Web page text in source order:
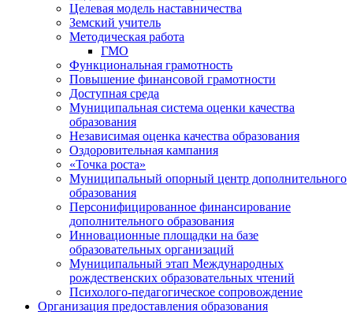
Целевая модель наставничества
Земский учитель
Методическая работа
ГМО
Функциональная грамотность
Повышение финансовой грамотности
Доступная среда
Муниципальная система оценки качества
образования
Независимая оценка качества образования
Оздоровительная кампания
«Точка роста»
Муниципальный опорный центр дополнительного
образования
Персонифицированное финансирование
дополнительного образования
Инновационные площадки на базе
образовательных организаций
Муниципальный этап Международных
рождественских образовательных чтений
Психолого-педагогическое сопровождение
Организация предоставления образования